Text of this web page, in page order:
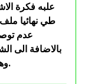
علبه فكرة
طي نهائيا
عدم
بالاضافة الى
وهران والتي لم توافق عليها ادارة سعيد عليق.